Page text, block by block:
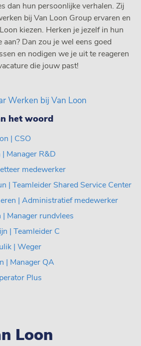
dan hun persoonlijke verhalen. Zij
bij Van Loon Group ervaren en
kiezen. Herken je jezelf in hun
Dan zou je wel eens goed
en nodigen we je uit te reageren
die jouw past!
Werken bij Van Loon
het woord
| CSO
Manager R&D
medewerker
| Teamleider Shared Service Center
| Administratief medewerker
Manager rundvlees
| Teamleider C
| Weger
| Manager QA
Plus
Loon